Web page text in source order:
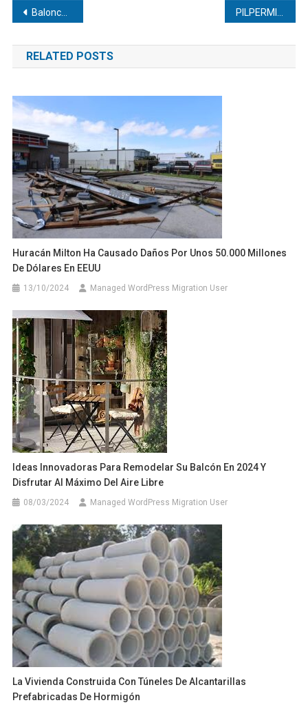
Navegación
de
entradas
Baloncesto Femenino: Venezuela clasifica y va al Mundial 2027 FIBA U19 en China PILPERMIX | Cemento, mortero y concreto: ¡Guía definitiva para entender las bases de la infraestructura civil!
RELATED POSTS
Huracán Milton Ha Causado Daños Por Unos 50.000 Millones
De Dólares En EEUU
13/10/2024 Managed WordPress Migration User
Ideas Innovadoras Para Remodelar Su Balcón En 2024 Y
Disfrutar Al Máximo Del Aire Libre
08/03/2024 Managed WordPress Migration User
La Vivienda Construida Con Túneles De Alcantarillas
Prefabricadas De Hormigón